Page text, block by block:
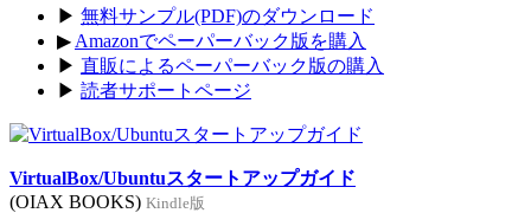
▶ 無料サンプル(PDF)のダウンロード
▶ Amazonでペーパーバック版を購入
▶ 直販によるペーパーバック版の購入
▶ 読者サポートページ
VirtualBox/Ubuntuスタートアップガイド
(OIAX BOOKS) Kindle版